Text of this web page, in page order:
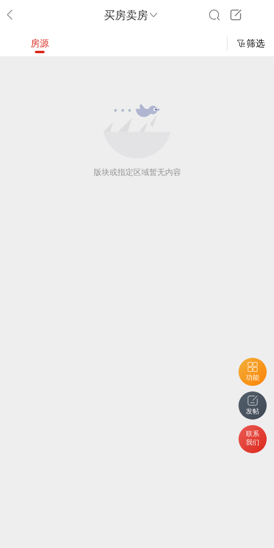
买房卖房
功能
发帖
联系
我们
房源 筛选
版块或指定区域暂无内容